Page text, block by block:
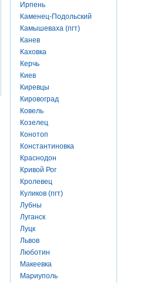
Ирпень
Каменец-Подольский
Камышеваха (пгт)
Канев
Каховка
Керчь
Киев
Киревцы
Кировоград
Ковель
Козелец
Конотоп
Константиновка
Краснодон
Кривой Рог
Кролевец
Куликов (пгт)
Лубны
Луганск
Луцк
Львов
Люботин
Макеевка
Мариуполь